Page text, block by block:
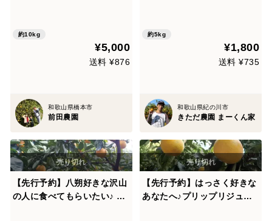
約10kg
¥5,000
送料 ¥876
和歌山県橋本市
前田農園
約5kg
¥1,800
送料 ¥735
和歌山県紀の川市
きただ農園 まーくん家
【先行予約】八朔好きな沢山
の人に食べてもらいたい♪ プ
【先行予約】はっさく好きな
あなたへ♪プリップリジュー